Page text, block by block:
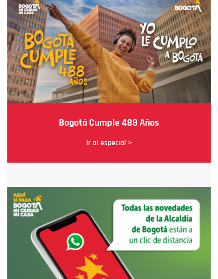
Bogotá Cumple 488 Años
Ir al especial >